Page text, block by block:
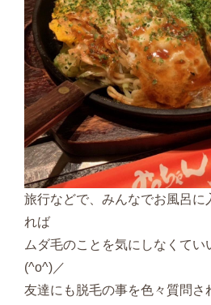
旅行などで、みんなでお風呂に
れば
ムダ毛のことを気にしなくてい
(^o^)／
友達にも脱毛の事を色々質問さ